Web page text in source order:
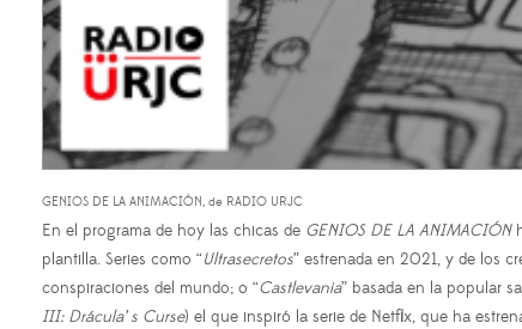
GENIOS DE LA ANIMACIÓN, de RADIO URJC
En el programa de hoy las chicas de GENIOS DE LA ANIMACIÓN
plantilla. Series como “Ultrasecretos” estrenada en 2021, y de los
conspiraciones del mundo; o “Castlevania” basada en la popular
III: Drácula’ s Curse) el que inspiró la serie de Netflix, que ha